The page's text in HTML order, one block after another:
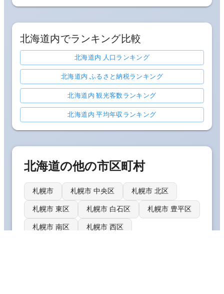
北海道内でランキング比較
北海道内 人口ランキング
北海道内 ふるさと納税ランキング
北海道内 観光客数ランキング
北海道内 平均年収ランキング
北海道の他の市区町村
札幌市 札幌市 中央区 札幌市 北区
札幌市 東区 札幌市 白石区 札幌市 豊平区
札幌市 南区 札幌市 西区